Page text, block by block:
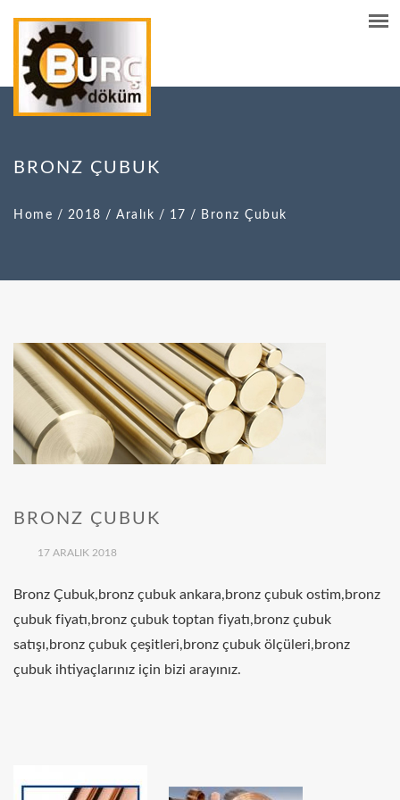
BRONZ ÇUBUK
Home / 2018 / Aralık / 17 / Bronz Çubuk
BRONZ ÇUBUK
17 ARALIK 2018
Bronz Çubuk,bronz çubuk ankara,bronz çubuk ostim,bronz
çubuk fiyatı,bronz çubuk toptan fiyatı,bronz çubuk
satışı,bronz çubuk çeşitleri,bronz çubuk ölçüleri,bronz
çubuk ihtiyaçlarınız için bizi arayınız.